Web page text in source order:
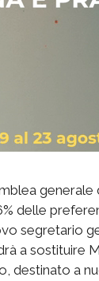
generale
delle
segretario
a sostituire
destinato a